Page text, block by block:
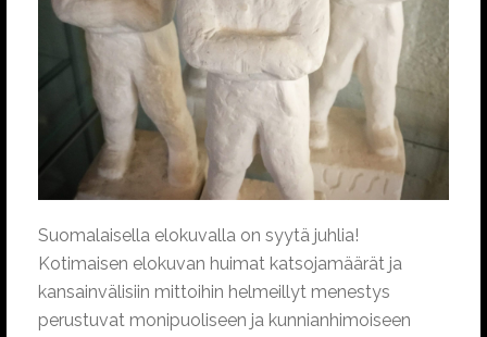
Suomalaisella elokuvalla on syytä juhlia!
Kotimaisen elokuvan huimat katsojamäärät ja
kansainvälisiin mittoihin helmeillyt menestys
perustuvat monipuoliseen ja kunnianhimoiseen